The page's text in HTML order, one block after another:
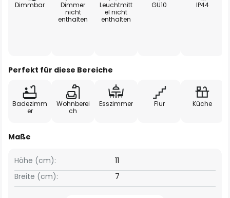
Dimmbar
Dimmer
nicht
enthalten
Leuchtmitt
el nicht
enthalten
GU10 IP44
Perfekt für diese Bereiche
Badezimm
er
Wohnberei
ch
Esszimmer Flur Küche
Maße
Breite (cm): 7
Höhe (cm): 11